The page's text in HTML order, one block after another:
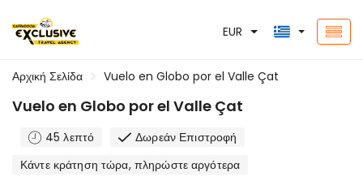
EUR
Αρχική Σελίδα Vuelo en Globo por el Valle Çat
Vuelo en Globo por el Valle Çat
45 λεπτό
Δωρεάν Επιστροφή
Κάντε κράτηση τώρα, πληρώστε αργότερα